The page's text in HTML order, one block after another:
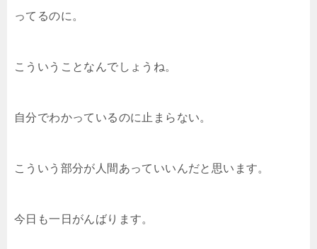
ってるのに。
こういうことなんでしょうね。
自分でわかっているのに止まらない。
こういう部分が人間あっていいんだと思います。
今日も一日がんばります。